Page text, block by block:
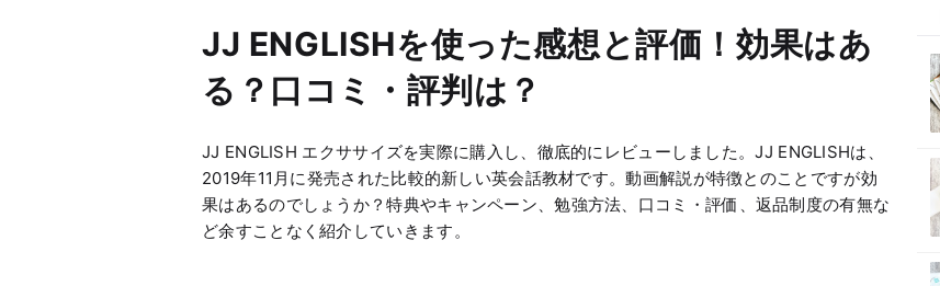
JJ ENGLISHを使った感想と評価！効果はあ
る？口コミ・評判は？
JJ ENGLISH エクササイズを実際に購入し、徹底的にレビューしました。JJ ENGLISHは、
2019年11月に発売された比較的新しい英会話教材です。動画解説が特徴とのことですが効
果はあるのでしょうか？特典やキャンペーン、勉強方法、口コミ・評価、返品制度の有無な
ど余すことなく紹介していきます。